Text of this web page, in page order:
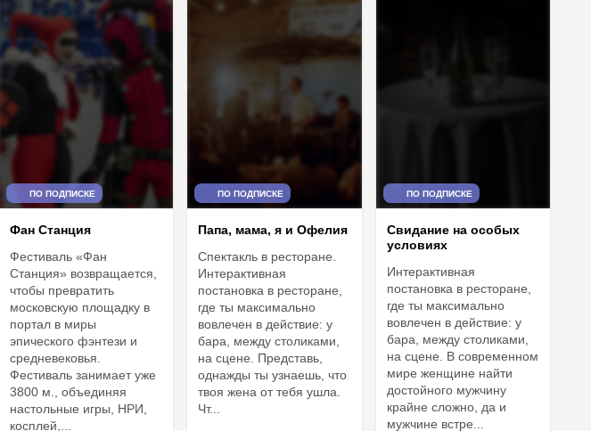
ПО ПОДПИСКЕ
Фан Станция
Фестиваль «Фан
Станция» возвращается,
чтобы превратить
московскую площадку в
портал в миры
эпического фэнтези и
средневековья.
Фестиваль занимает уже
3800 м., объединяя
настольные игры, НРИ,
косплей,...
ПО ПОДПИСКЕ
Папа, мама, я и Офелия
Спектакль в ресторане.
Интерактивная
постановка в ресторане,
где ты максимально
вовлечен в действие: у
бара, между столиками,
на сцене. Представь,
однажды ты узнаешь, что
твоя жена от тебя ушла.
Чт...
ПО ПОДПИСКЕ
Свидание на особых
условиях
Интерактивная
постановка в ресторане,
где ты максимально
вовлечен в действие: у
бара, между столиками,
на сцене. В современном
мире женщине найти
достойного мужчину
крайне сложно, да и
мужчине встре...